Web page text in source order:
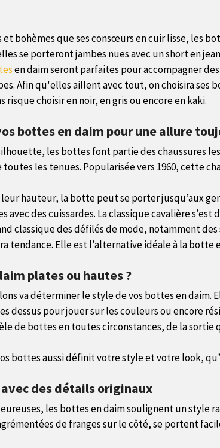
et bohèmes que ses consœurs en cuir lisse, les
se porteront jambes nues avec un short en
en daim seront parfaites pour accompagner
Afin qu'elles aillent avec tout, on choisira ses
risque choisir en noir, en gris ou encore en kaki.
bottes en daim pour une allure
les bottes font partie des chaussures
les tenues. Popularisée vers 1960, cette
hauteur, la botte peut se porter jusqu’aux
avec des cuissardes. La classique cavalière
classique des défilés de mode, notamment
tendance. Elle est l’alternative idéale à la botte
plates ou hautes ?
va déterminer le style de vos bottes en daim.
dessus pour jouer sur les couleurs ou encore
de bottes en toutes circonstances, de la sortie
bottes aussi définit votre style et votre look,
des détails originaux
les bottes en daim soulignent un style
de franges sur le côté, se portent